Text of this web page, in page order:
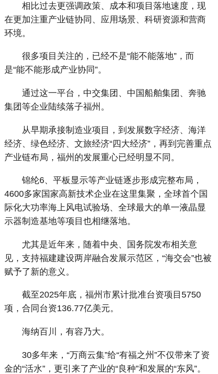
相比过去更强调政策、成本和项目落地速度，现
在更加注重产业链协同、应用场景、科研资源和营商
环境。
很多项目关注的，已经不是“能不能落地”，而
是“能不能形成产业协同”。
通过这一平台，中交集团、中国船舶集团、奔驰
集团等企业陆续落子福州。
从早期承接制造业项目，到发展数字经济、海洋
经济、绿色经济、文旅经济“四大经济”，再到完善重点
产业链布局，福州的发展重心已经明显不同。
锦纶6、平板显示等产业链逐步形成完整布局，
4600多家国家高新技术企业在这里集聚，全球首个国
际化大功率海上风电试验场、全球最大的单一液晶显
示器制造基地等项目也相继落地。
尤其是近年来，随着中央、国务院发布相关意
见，支持福建建设两岸融合发展示范区，“海交会”也被
赋予了新的意义。
截至2025年底，福州市累计批准台资项目5750
项，合同台资136.77亿美元。
海纳百川，有容乃大。
30多年来，“万商云集”给“有福之州”不仅带来了资
金的“活水”，更引来了产业的“良种”和发展的“东风”。